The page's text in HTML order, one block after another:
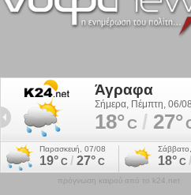
πρόγνωση καιρού από το k24.net